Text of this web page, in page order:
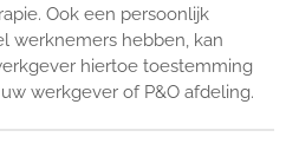
Ook een persoonlijk
werknemers hebben, kan
hiertoe toestemming
werkgever of P&O afdeling.